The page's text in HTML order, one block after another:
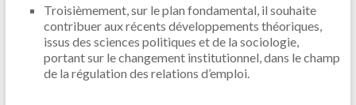
Troisièmement, sur le plan fondamental, il souhaite
contribuer aux récents développements théoriques,
issus des sciences politiques et de la sociologie,
portant sur le changement institutionnel, dans le champ
de la régulation des relations d’emploi.